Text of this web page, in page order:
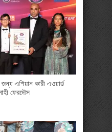
জন্য এশিয়ান কারী এওয়ার্ড
ফেরদৌস